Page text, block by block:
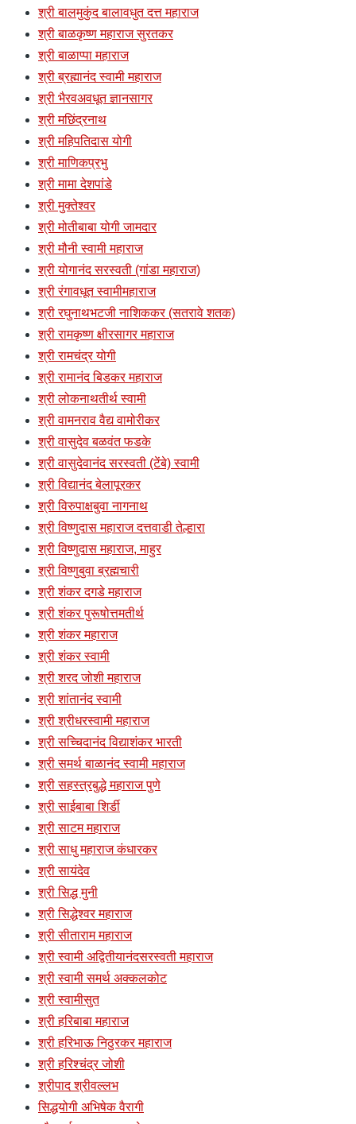
श्री बालमुकुंद बालावधुत दत्त महाराज
श्री बाळकृष्ण महाराज सुरतकर
श्री बाळाप्पा महाराज
श्री ब्रह्मानंद स्वामी महाराज
श्री भैरवअवधूत ज्ञानसागर
श्री मछिंद्रनाथ
श्री महिपतिदास योगी
श्री माणिकप्रभु
श्री मामा देशपांडे
श्री मुक्तेश्वर
श्री मोतीबाबा योगी जामदार
श्री मौनी स्वामी महाराज
श्री योगानंद सरस्वती (गांडा महाराज)
श्री रंगावधूत स्वामीमहाराज
श्री रघुनाथभटजी नाशिककर (सतरावे शतक)
श्री रामकृष्ण क्षीरसागर महाराज
श्री रामचंद्र योगी
श्री रामानंद बिडकर महाराज
श्री लोकनाथतीर्थ स्वामी
श्री वामनराव वैद्य वामोरीकर
श्री वासुदेव बळवंत फडके
श्री वासुदेवानंद सरस्वती (टेंबे) स्वामी
श्री विद्यानंद बेलापूरकर
श्री विरुपाक्षबुवा नागनाथ
श्री विष्णुदास महाराज दत्तवाडी तेल्हारा
श्री विष्णुदास महाराज, माहुर
श्री विष्णुबुवा ब्रह्मचारी
श्री शंकर दगडे महाराज
श्री शंकर पुरूषोत्तमतीर्थ
श्री शंकर महाराज
श्री शंकर स्वामी
श्री शरद जोशी महाराज
श्री शांतानंद स्वामी
श्री श्रीधरस्वामी महाराज
श्री सच्चिदानंद विद्याशंकर भारती
श्री समर्थ बाळानंद स्वामी महाराज
श्री सहस्त्रबुद्धे महाराज पुणे
श्री साईबाबा शिर्डी
श्री साटम महाराज
श्री साधु महाराज कंधारकर
श्री सायंदेव
श्री सिद्ध मुनी
श्री सिद्धेश्वर महाराज
श्री सीताराम महाराज
श्री स्वामी अद्वितीयानंदसरस्वती महाराज
श्री स्वामी समर्थ अक्कलकोट
श्री स्वामीसुत
श्री हरिबाबा महाराज
श्री हरिभाऊ निठुरकर महाराज
श्री हरिश्चंद्र जोशी
श्रीपाद श्रीवल्लभ
सिद्धयोगी अभिषेक वैरागी